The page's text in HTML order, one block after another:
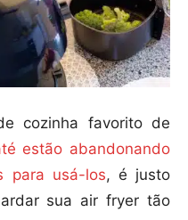
cozinha favorito de
estão abandonando
para usá-los, é justo
sua air fryer tão